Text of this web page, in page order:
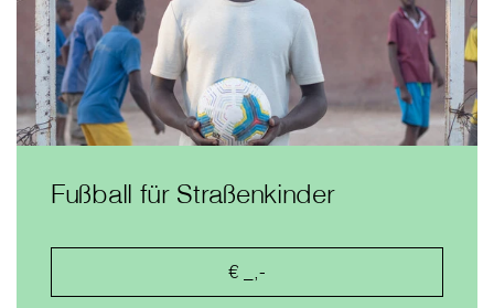
Fußball für Straßenkinder